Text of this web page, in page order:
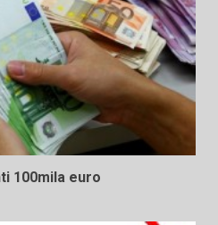
100mila euro